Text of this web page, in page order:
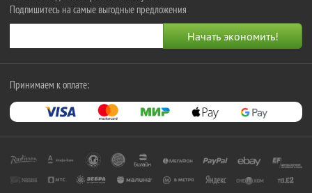
Подпишитесь на самые выгодные предложения
Принимаем к оплате: